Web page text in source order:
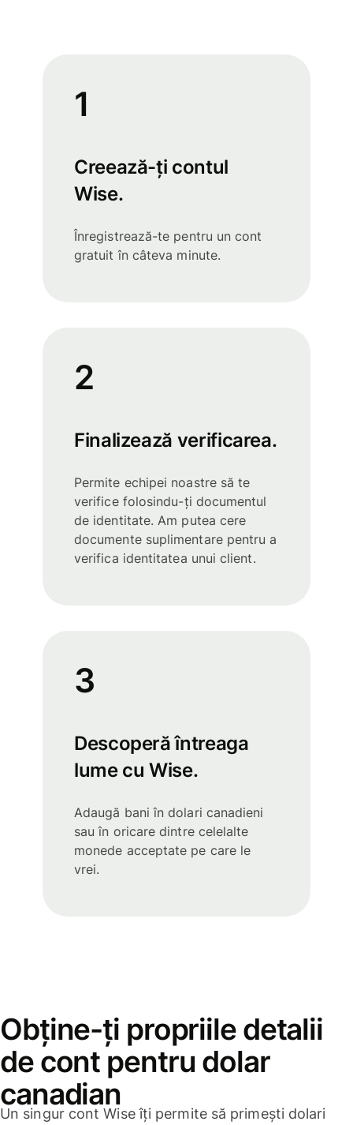
1
Creează-ți contul
Wise.
Înregistrează-te pentru un cont
gratuit în câteva minute.
2
Finalizează verificarea.
Permite echipei noastre să te
verifice folosindu-ți documentul
de identitate. Am putea cere
documente suplimentare pentru a
verifica identitatea unui client.
3
Descoperă întreaga
lume cu Wise.
Adaugă bani în dolari canadieni
sau în oricare dintre celelalte
monede acceptate pe care le
vrei.
Obține-ți propriile detalii
de cont pentru dolar
canadian
Un singur cont Wise îți permite să primești dolari